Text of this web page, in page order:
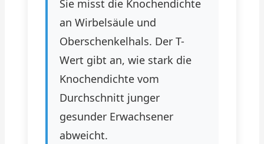
Sie misst die Knochendichte
an Wirbelsäule und
Oberschenkelhals. Der T-
Wert gibt an, wie stark die
Knochendichte vom
Durchschnitt junger
gesunder Erwachsener
abweicht.